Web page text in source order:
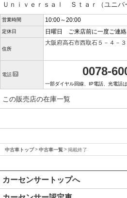
Ｕｎｉｖｅｒｓａｌ Ｓｔａｒ（ユニバ
営業時間 10:00～20:00
定休日 日曜日 ご来店前に一度ご連絡
住所
大阪府高石市西取石５－４－３
電話 0078-
一部ダイヤル回線、IP電話、光電話
この販売店の在庫一覧
中古車トップ 中古車一覧 掲載終了
カーセンサートップへ